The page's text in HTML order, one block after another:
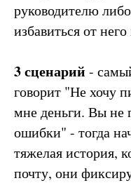
руководителю
избавиться от
3 сценарий -
говорит "Не хочу
мне деньги. Вы не
ошибки" - тогда
тяжелая история,
почту, они